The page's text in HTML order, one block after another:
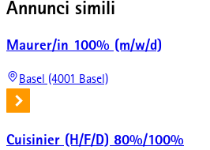
Annunci simili
Maurer/in 100% (m/w/d)
Basel (4001 Basel)
Cuisinier (H/F/D) 80%/100%